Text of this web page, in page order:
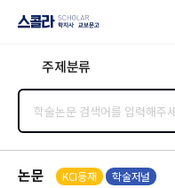
지사·교보문고
주제분류
논문 KCI등재 학술저널